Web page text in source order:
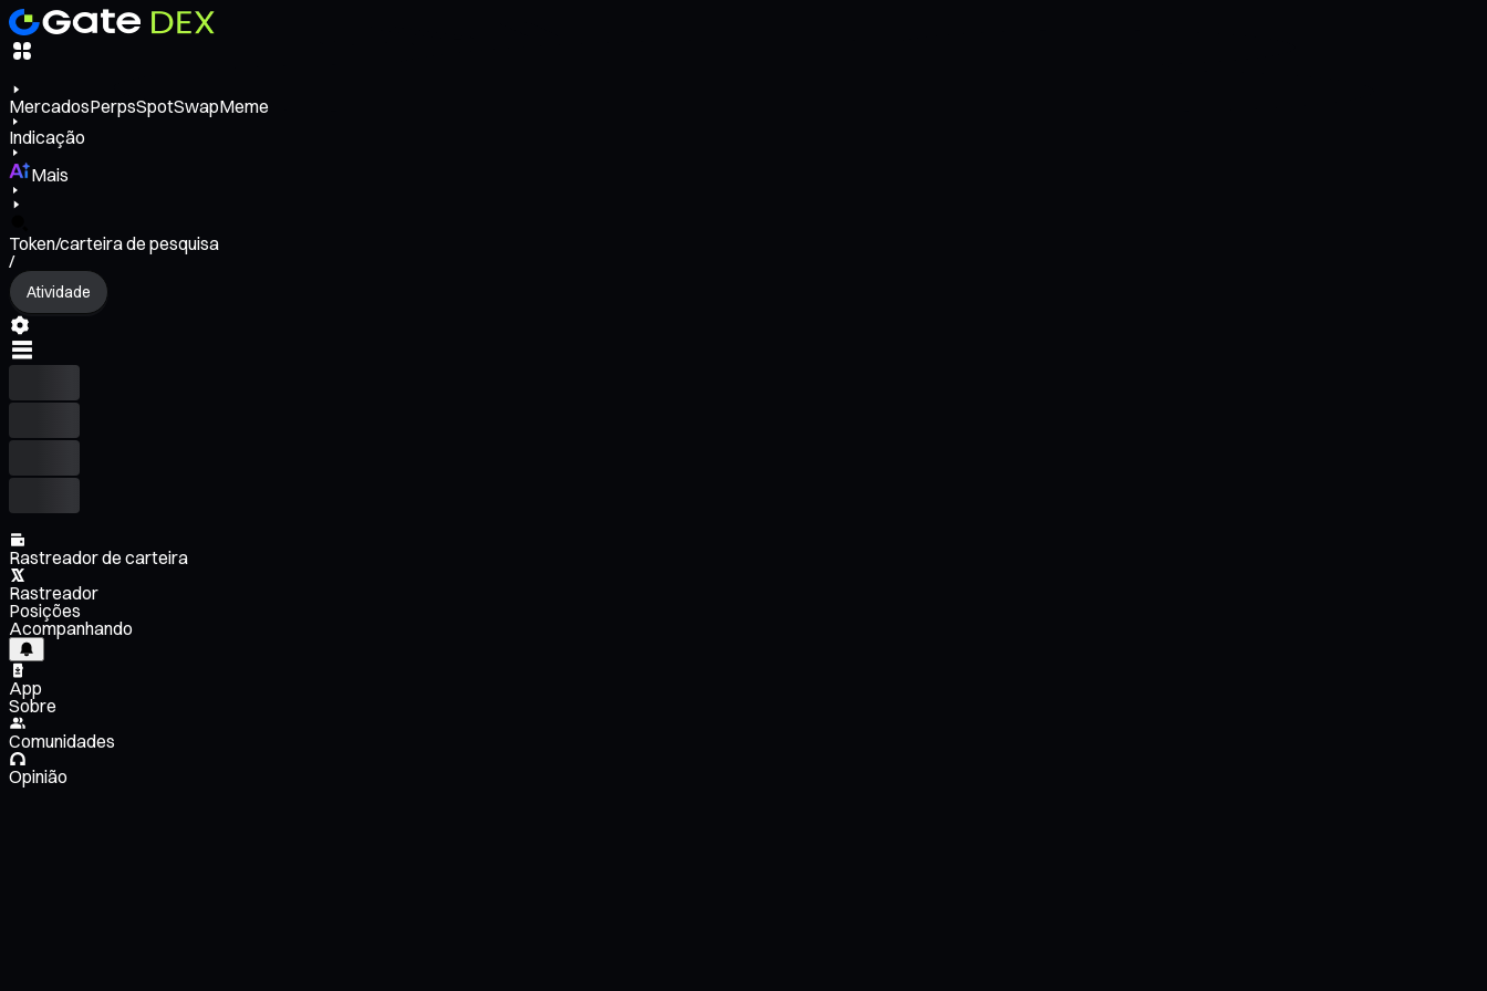
MercadosPerpsSpotSwapMeme
Indicação
Mais
Token/carteira de pesquisa
/
Atividade
Rastreador de carteira
Rastreador
Posições
Acompanhando
App
Sobre
Comunidades
Opinião